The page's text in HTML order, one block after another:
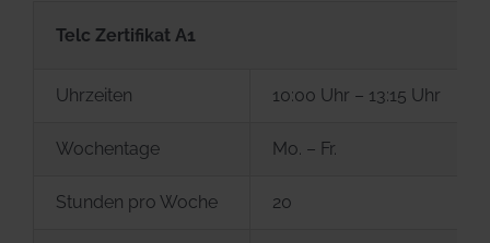
Telc Zertifikat A1
Uhrzeiten 10:00 Uhr – 13:15 Uhr
Wochentage Mo. – Fr.
Stunden pro Woche 20